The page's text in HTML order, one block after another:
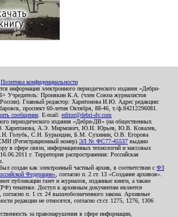
Политика конфиденциальности
информация электронного периодического издания «Дебри-
Учредитель: Пронякин К.А. (член Союза журналистов
Главный редактор: Харитонова И.Ю. Адрес редакции:
проспект 60-летия Октября, 88-46, т./ф.84212296081.
сообщение . E-mail: editor@debri-dv.com
периодического издания «Дебри-ДВ» (на общественных
Харитонова, А.Э. Мирмович, Ю.Н. Юрьев, Ю.В. Ковалев,
Голубь, С.Н. Бурындин, Б.М. Сухинин, О.В. Егорова
(Регистрационный номер) ЭЛ № ФС77-45537 выдано
в сфере связи, информационных технологий и массовых
г. Территория распространения: Российская
создан как электронный частный архив, в соответствии с ФЗ
Федерации» , согласно п. 2 ст. 13 «Создание архивов».
публикации газет и журналов, изданные книги, а также
тематике. Доступ к архивным документам является
п. 1 ст. 24 вышеобозначенного закона. Архивные
редакции не относятся, согласно ст.ст. 1275, 1276, 1306
за правонарушения в сфере информации,